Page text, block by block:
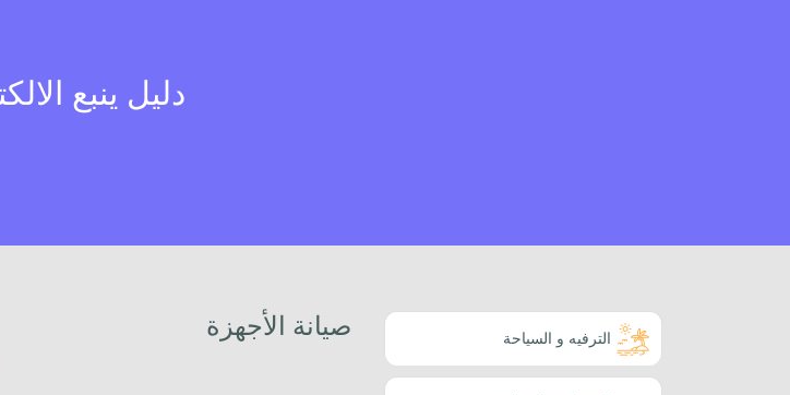
دليل ينبع
الترفيه و السياحة
صيانة الأجهزة